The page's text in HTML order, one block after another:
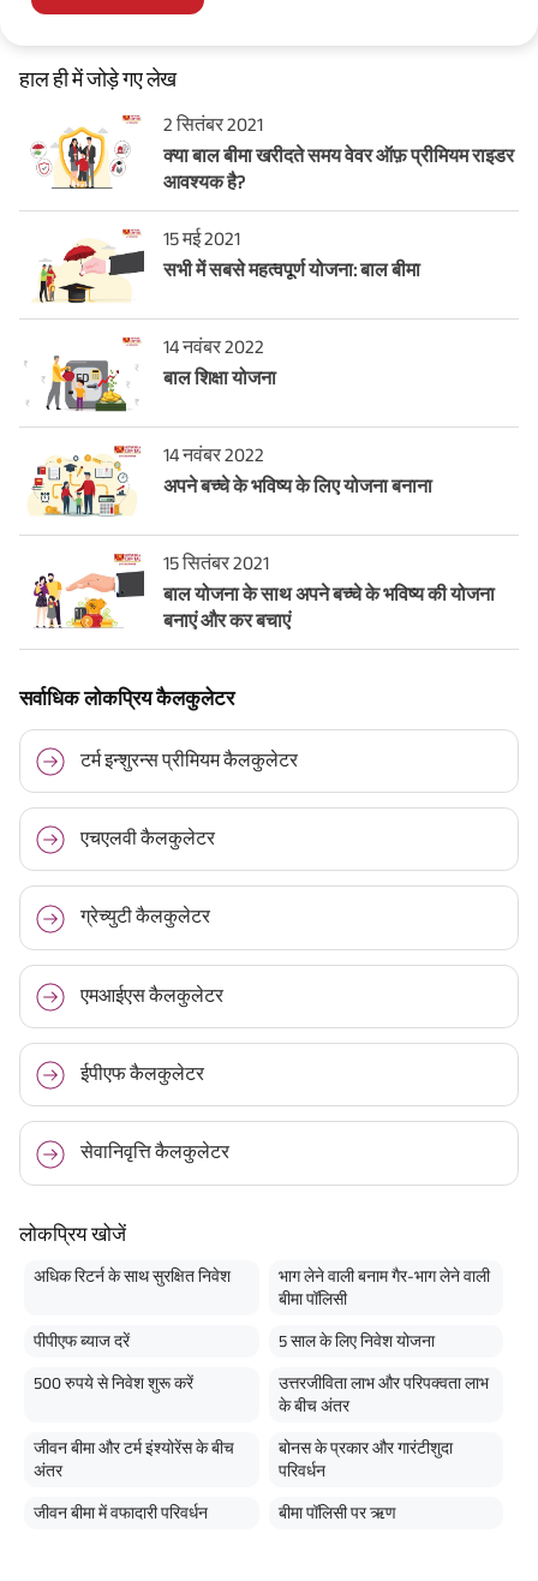
हाल ही में जोड़े गए लेख
2 सितंबर 2021
क्या बाल बीमा खरीदते समय वेवर ऑफ़ प्रीमियम राइडर
आवश्यक है?
15 मई 2021
सभी में सबसे महत्वपूर्ण योजना: बाल बीमा
14 नवंबर 2022
बाल शिक्षा योजना
14 नवंबर 2022
अपने बच्चे के भविष्य के लिए योजना बनाना
15 सितंबर 2021
बाल योजना के साथ अपने बच्चे के भविष्य की योजना
बनाएं और कर बचाएं
सर्वाधिक लोकप्रिय कैलकुलेटर
टर्म इन्शुरन्स प्रीमियम कैलकुलेटर
एचएलवी कैलकुलेटर
ग्रेच्युटी कैलकुलेटर
एमआईएस कैलकुलेटर
ईपीएफ कैलकुलेटर
सेवानिवृत्ति कैलकुलेटर
लोकप्रिय खोजें
अधिक रिटर्न के साथ सुरक्षित निवेश
भाग लेने वाली बनाम गैर-भाग लेने वाली
बीमा पॉलिसी
पीपीएफ ब्याज दरें 5 साल के लिए निवेश योजना
500 रुपये से निवेश शुरू करें
उत्तरजीविता लाभ और परिपक्वता लाभ
के बीच अंतर
जीवन बीमा और टर्म इंश्योरेंस के बीच
अंतर
बोनस के प्रकार और गारंटीशुदा
परिवर्धन
जीवन बीमा में वफादारी परिवर्धन बीमा पॉलिसी पर ऋण